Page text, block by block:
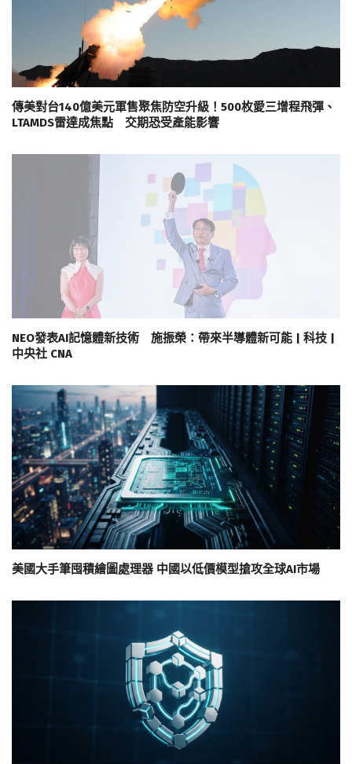
傳美對台140億美元軍售聚焦防空升級！500枚愛三增程飛彈、
LTAMDS雷達成焦點 交期恐受產能影響
NEO發表AI記憶體新技術 施振榮：帶來半導體新可能 | 科技 |
中央社 CNA
美國大手筆囤積繪圖處理器 中國以低價模型搶攻全球AI市場